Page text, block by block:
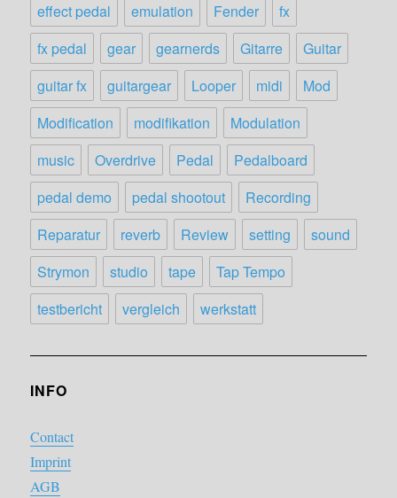
effect pedal
emulation Fender
fx
fx pedal
gear gearnerds Gitarre
Guitar
guitar fx
guitargear Looper midi
Mod
Modification
modifikation
Modulation
music
Overdrive Pedal
Pedalboard
pedal demo
pedal shootout
Recording
Reparatur
reverb Review setting
sound
Strymon
studio tape
Tap Tempo
testbericht
vergleich werkstatt
INFO
Contact
Imprint
AGB